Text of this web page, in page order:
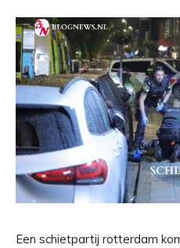
Een schietpartij rotterdam